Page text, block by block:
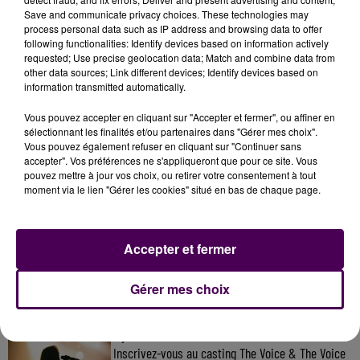
le retrouver.
7 août 2026
Gagnez vos pass pour le V and B Fest' 2026 !
Inscrivez-vous au casting The Voice & The Voice
Save and communicate privacy choices. These technologies may
process personal data such as IP address and browsing data to offer
following functionalities: Identify devices based on information actively
requested; Use precise geolocation data; Match and combine data from
other data sources; Link different devices; Identify devices based on
information transmitted automatically.
Vous pouvez accepter en cliquant sur "Accepter et fermer", ou affiner en
sélectionnant les finalités et/ou partenaires dans "Gérer mes choix".
Vous pouvez également refuser en cliquant sur "Continuer sans
accepter". Vos préférences ne s'appliqueront que pour ce site. Vous
pouvez mettre à jour vos choix, ou retirer votre consentement à tout
moment via le lien "Gérer les cookies" situé en bas de chaque page.
Gérer mes choix
Accepter et fermer